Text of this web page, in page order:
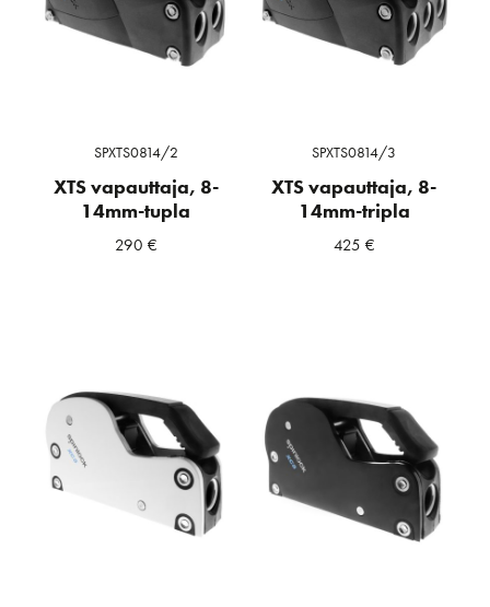
SPXTS0814/2
XTS vapauttaja, 8-
14mm-tupla
290 €
SPXTS0814/3
XTS vapauttaja, 8-
14mm-tripla
425 €